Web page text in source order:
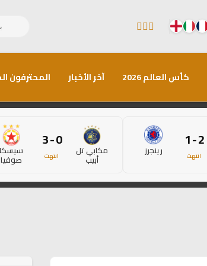
كأس العالم 2026 آخر الأخبار المحترفون
2 - 1
انتهت رينجرز مكابي تل
أبيب
0 - 3
انتهت سيسكا
صوفيا